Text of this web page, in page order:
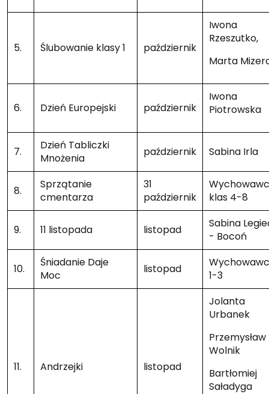
5. Ślubowanie klasy 1 październik
Iwona
Rzeszutko,
Marta
6. Dzień Europejski październik
Iwona
Piotrowska
7.
Dzień Tabliczki
Mnożenia
październik Sabina Irla
8.
Sprzątanie
cmentarza
31
październik
klas 4-8
9. 11 listopada listopad
Sabina
- Bocoń
10.
Śniadanie Daje
Moc
listopad
1-3
11. Andrzejki listopad
Jolanta
Urbanek
Przemysław
Wolnik
Bartłomiej
Saładyga